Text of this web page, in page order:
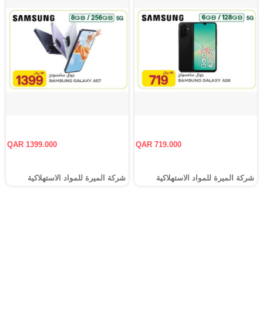
QAR 719.000
شركة الميرة للمواد الاستهلاكية
QAR 1399.000
شركة الميرة للمواد الاستهلاكية